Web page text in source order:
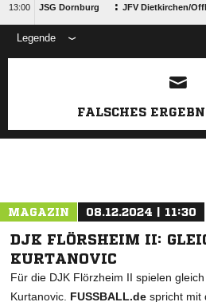
 JSG Dornburg : JFV Dietkirchen/​
Legende
FALSCHES
MAGAZIN 08.12.2024 | 11:30
DJK FLÖRSHEIM II:
KURTANOVIC
Für die DJK Flörzheim II spielen
Kurtanovic. FUSSBALL.de spricht mit